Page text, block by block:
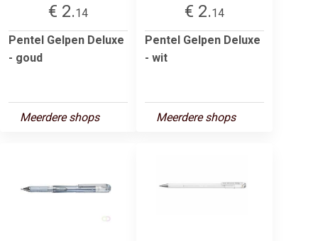
€ 2.14
Pentel Gelpen Deluxe
- goud
Meerdere shops
€ 2.14
Pentel Gelpen Deluxe
- wit
Meerdere shops